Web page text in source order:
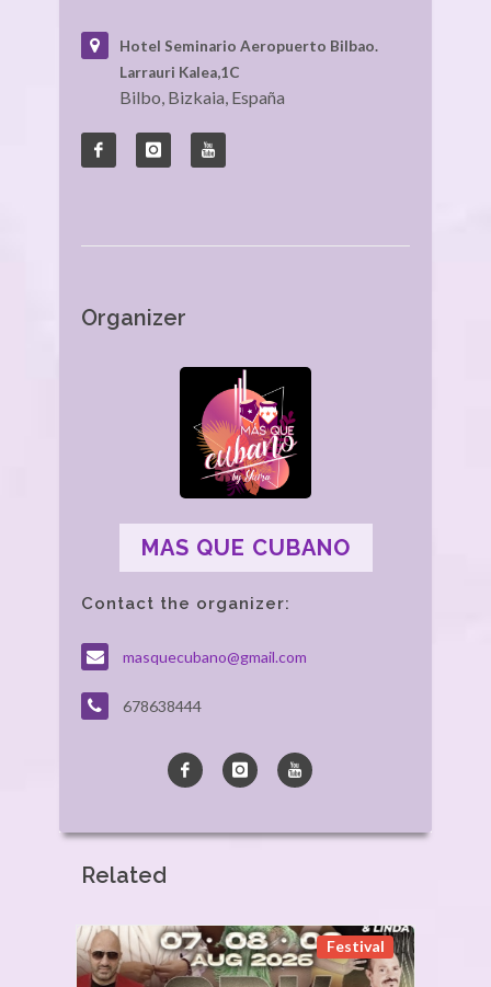
Hotel Seminario Aeropuerto Bilbao.
Larrauri Kalea,1C
Bilbo, Bizkaia, España
Organizer
MAS QUE CUBANO
Contact the organizer:
masquecubano@gmail.com
678638444
Related
Festival